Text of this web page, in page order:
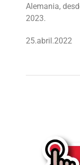
Alemania,
2023.
25.abril.2022